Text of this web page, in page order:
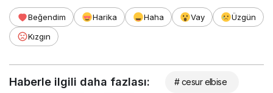
Beğendim Harika Haha Vay
Üzgün
Kızgın
Haberle ilgili daha fazlası: # cesur elbise